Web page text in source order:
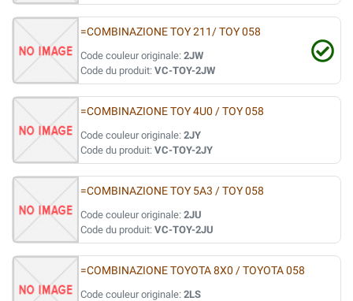
=COMBINAZIONE TOY 211/ TOY 058
Code couleur originale: 2JW
Code du produit: VC-TOY-2JW
=COMBINAZIONE TOY 4U0 / TOY 058
Code couleur originale: 2JY
Code du produit: VC-TOY-2JY
=COMBINAZIONE TOY 5A3 / TOY 058
Code couleur originale: 2JU
Code du produit: VC-TOY-2JU
=COMBINAZIONE TOYOTA 8X0 / TOYOTA 058
Code couleur originale: 2LS